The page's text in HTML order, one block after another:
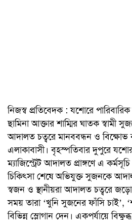
নিজস্ব প্রতিবেদক : যশোরে
ছামিনা আক্তার শাম্মির ঘাতক স্বামী
আদালত চত্বরে মানববন্ধন ও
এলাকাবাসী। বৃহস্পতিবার দুপুরে
ম্যাজিস্ট্রেট আদালত প্রাঙ্গণে এ
চিকিৎসা শেষে অভিযুক্ত সুজনকে
স্বজন ও স্থানীয়রা আদালত চত্বরে
সময় তারা ‘খুনি সুজনের ফাঁসি চাই’,
বিভিন্ন স্লোগান দেন। একপর্যায়ে